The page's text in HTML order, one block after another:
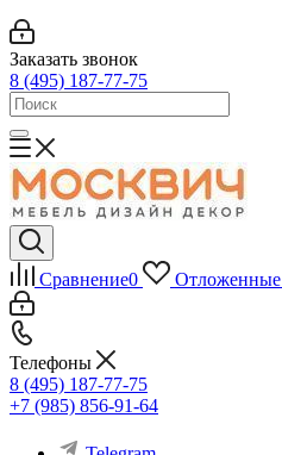
Заказать звонок
8 (495) 187-77-75
Сравнение0 Отложенные
Телефоны
8 (495) 187-77-75
+7 (985) 856-91-64